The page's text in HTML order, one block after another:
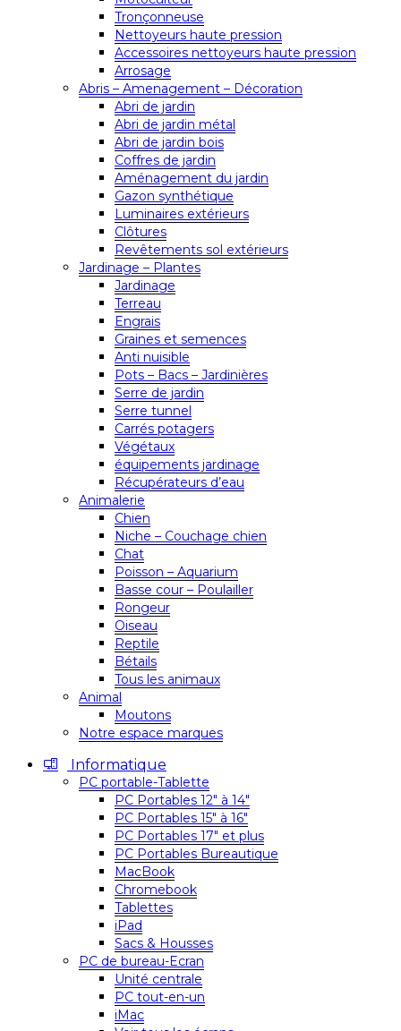
Tronçonneuse
Nettoyeurs haute pression
Accessoires nettoyeurs haute pression
Arrosage
Abris – Amenagement – Décoration
Abri de jardin
Abri de jardin métal
Abri de jardin bois
Coffres de jardin
Aménagement du jardin
Gazon synthétique
Luminaires extérieurs
Clôtures
Revêtements sol extérieurs
Jardinage – Plantes
Jardinage
Terreau
Engrais
Graines et semences
Anti nuisible
Pots – Bacs – Jardinières
Serre de jardin
Serre tunnel
Carrés potagers
Végétaux
équipements jardinage
Récupérateurs d’eau
Animalerie
Chien
Niche – Couchage chien
Chat
Poisson – Aquarium
Basse cour – Poulailler
Rongeur
Oiseau
Reptile
Bétails
Tous les animaux
Animal
Moutons
Notre espace marques
Informatique
PC portable-Tablette
PC Portables 12″ à 14″
PC Portables 15″ à 16″
PC Portables 17″ et plus
PC Portables Bureautique
MacBook
Chromebook
Tablettes
iPad
Sacs & Housses
PC de bureau-Ecran
Unité centrale
PC tout-en-un
iMac